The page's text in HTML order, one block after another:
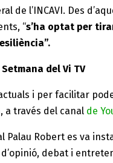
de l’INCAVI. Des
“s’ha optat per
del Vi TV
i per facilitar
a través del canal de
Robert es va
debat i